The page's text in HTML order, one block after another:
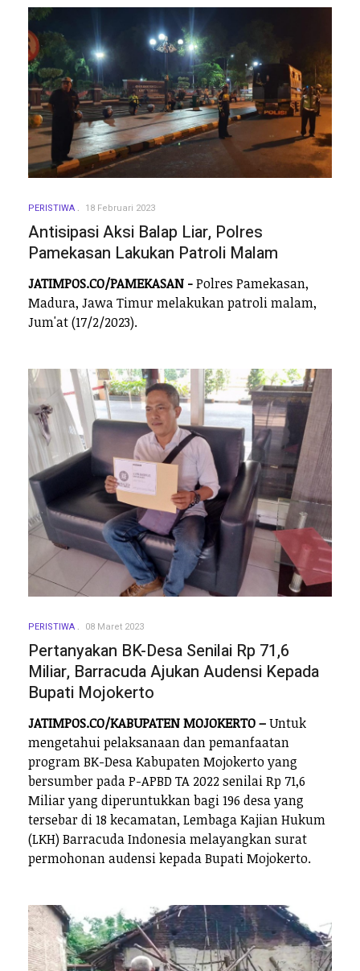
PERISTIWA 18 Februari 2023
Antisipasi Aksi Balap Liar, Polres
Pamekasan Lakukan Patroli Malam
JATIMPOS.CO/PAMEKASAN -Polres Pamekasan,
Madura, Jawa Timur melakukan patroli malam,
Jum'at (17/2/2023).
PERISTIWA 08 Maret 2023
Pertanyakan BK-Desa Senilai Rp 71,6
Miliar, Barracuda Ajukan Audensi Kepada
Bupati Mojokerto
JATIMPOS.CO/KABUPATEN MOJOKERTO –Untuk
mengetahui pelaksanaan dan pemanfaatan
program BK-Desa Kabupaten Mojokerto yang
bersumber pada P-APBD TA 2022 senilai Rp 71,6
Miliar yang diperuntukkan bagi 196 desa yang
tersebar di 18 kecamatan, Lembaga Kajian Hukum
(LKH) Barracuda Indonesia melayangkan surat
permohonan audensi kepada Bupati Mojokerto.